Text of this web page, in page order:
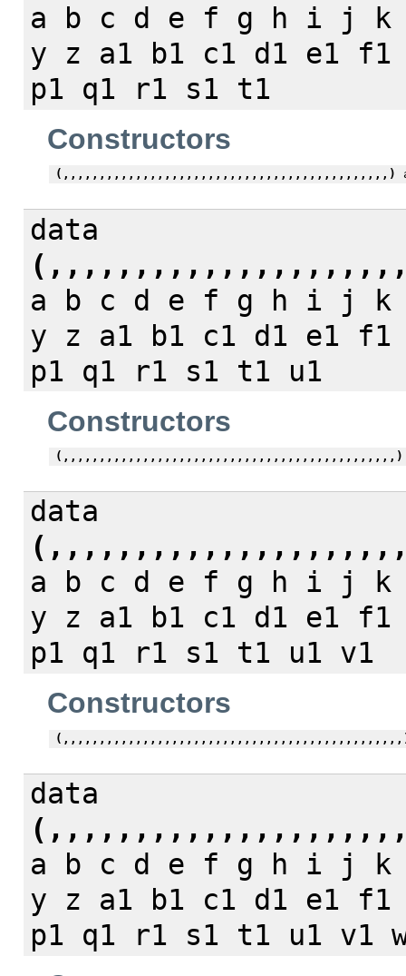
a b c d e f g h i j k
y z a1 b1 c1 d1 e1
p1 q1 r1 s1 t1
Constructors
(,,,,,,,,,,,,,,,,,,,,,,,,,,,,,,,,,,,,,,,,,,,,,)
data
a b c d e f g h i j k
y z a1 b1 c1 d1 e1
p1 q1 r1 s1 t1 u1
Constructors
(,,,,,,,,,,,,,,,,,,,,,,,,,,,,,,,,,,,,,,,,,,,,,,)
data
a b c d e f g h i j k
y z a1 b1 c1 d1 e1
p1 q1 r1 s1 t1 u1 v1
Constructors
data
a b c d e f g h i j k
y z a1 b1 c1 d1 e1
p1 q1 r1 s1 t1 u1 v1